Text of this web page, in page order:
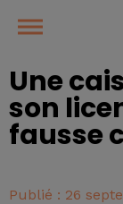
Une
son
fausse
Publié : 26